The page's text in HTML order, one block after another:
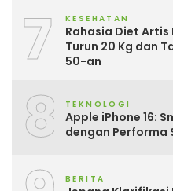
7 KESEHATAN
Rahasia Diet Artis
Turun 20 Kg dan
50-an
8 TEKNOLOGI
Apple iPhone 16:
dengan Performa
BERITA